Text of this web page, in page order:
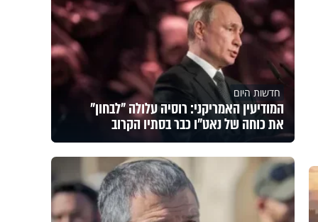
חדשות היום
המודיעין האמריקני: רוסיה עלולה "לבחון"
את כוחה של נאט"ו כבר בסתיו הקרוב